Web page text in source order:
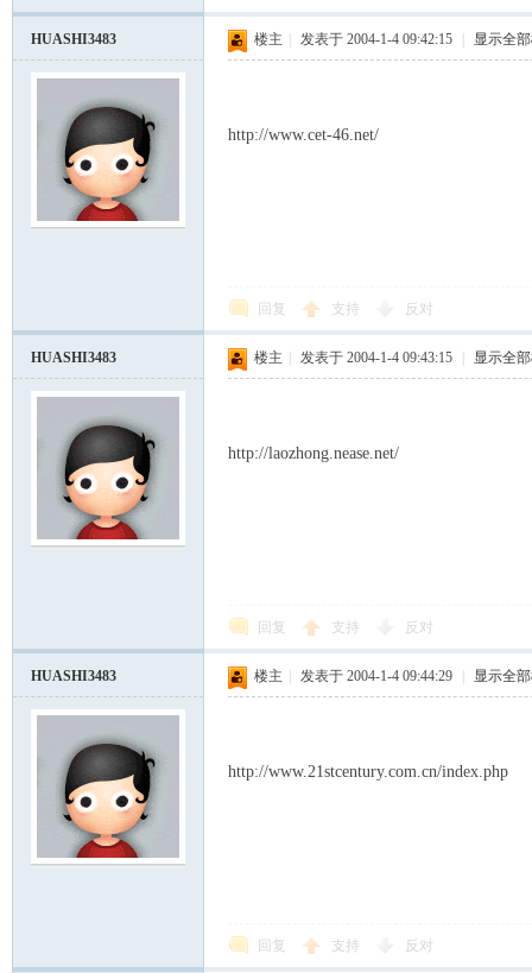
HUASHI3483 楼主 发表于 2004-1-4 09:42:15 显示全
http://www.cet-46.net/
回复 支持 反对
HUASHI3483 楼主 发表于 2004-1-4 09:43:15 显示全
http://laozhong.nease.net/
回复 支持 反对
HUASHI3483 楼主 发表于 2004-1-4 09:44:29 显示全
http://www.21stcentury.com.cn/index.php
回复 支持 反对